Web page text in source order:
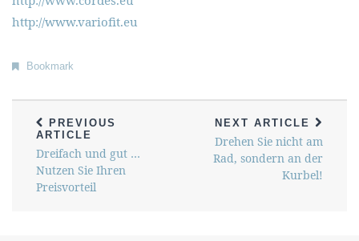
http://www.variofit.eu
Bookmark
PREVIOUS
ARTICLE
Dreifach und gut …
Nutzen Sie Ihren
Preisvorteil
NEXT ARTICLE
Drehen Sie nicht am
Rad, sondern an der
Kurbel!